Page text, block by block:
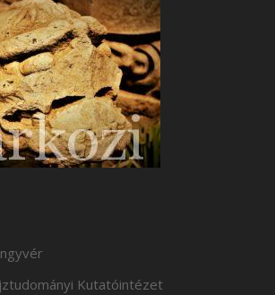
Kutatóintézet